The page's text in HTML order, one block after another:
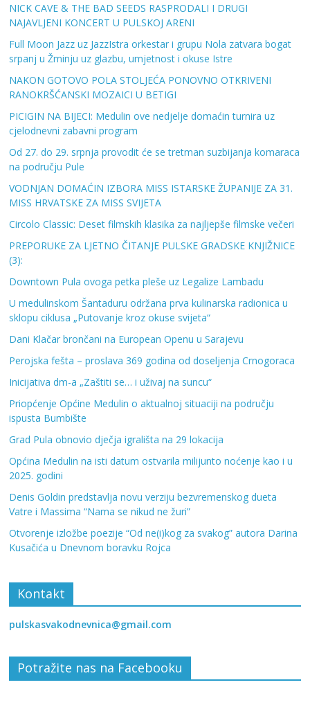
NICK CAVE & THE BAD SEEDS RASPRODALI I DRUGI
NAJAVLJENI KONCERT U PULSKOJ ARENI
Full Moon Jazz uz JazzIstra orkestar i grupu Nola zatvara bogat
srpanj u Žminju uz glazbu, umjetnost i okuse Istre
NAKON GOTOVO POLA STOLJEĆA PONOVNO OTKRIVENI
RANOKRŠĆANSKI MOZAICI U BETIGI
PICIGIN NA BIJECI: Medulin ove nedjelje domaćin turnira uz
cjelodnevni zabavni program
Od 27. do 29. srpnja provodit će se tretman suzbijanja komaraca
na području Pule
VODNJAN DOMAĆIN IZBORA MISS ISTARSKE ŽUPANIJE ZA 31.
MISS HRVATSKE ZA MISS SVIJETA
Circolo Classic: Deset filmskih klasika za najljepše filmske večeri
PREPORUKE ZA LJETNO ČITANJE PULSKE GRADSKE KNJIŽNICE
(3):
Downtown Pula ovoga petka pleše uz Legalize Lambadu
U medulinskom Šantaduru održana prva kulinarska radionica u
sklopu ciklusa „Putovanje kroz okuse svijeta“
Dani Klačar brončani na European Openu u Sarajevu
Perojska fešta – proslava 369 godina od doseljenja Crnogoraca
Inicijativa dm-a „Zaštiti se… i uživaj na suncu“
Priopćenje Općine Medulin o aktualnoj situaciji na području
ispusta Bumbište
Grad Pula obnovio dječja igrališta na 29 lokacija
Općina Medulin na isti datum ostvarila milijunto noćenje kao i u
2025. godini
Denis Goldin predstavlja novu verziju bezvremenskog dueta
Vatre i Massima “Nama se nikud ne žuri”
Otvorenje izložbe poezije “Od ne(i)kog za svakog” autora Darina
Kusačića u Dnevnom boravku Rojca
Kontakt
pulskasvakodnevnica@gmail.com
Potražite nas na Facebooku